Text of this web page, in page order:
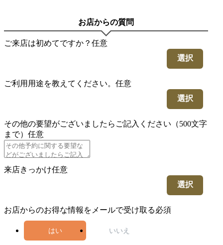
お店からの質問
ご来店は初めてですか？ 任意
選択
ご利用用途を教えてください。 任意
選択
その他の要望がございましたらご記入ください（500文字
まで） 任意
来店きっかけ任意
選択
お店からのお得な情報をメールで受け取る必須
はい いいえ